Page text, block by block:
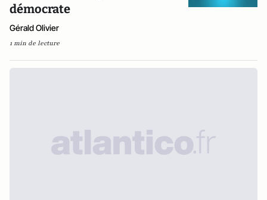
démocrate
Gérald Olivier
1 min de lecture